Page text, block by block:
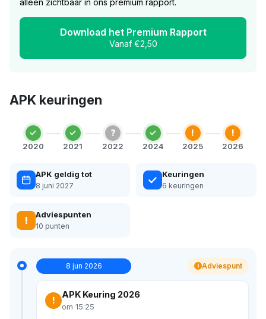
Download het Premium Rapport
Vanaf €2,50
APK keuringen
2020 2021
?
2022 2024
!
2025
!
2026
APK geldig tot
8 juni 2027
Keuringen
6 keuringen
! Adviespunten
10 punten
8 jun 2026 ! Adviespunt
!
APK Keuring 2026
om 15:25